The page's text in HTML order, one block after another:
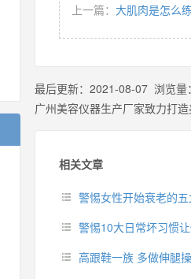
上一篇： 大肌肉是怎么
最后更新： 2021-08-07 浏览量：
广州美容仪器生产厂家致力打
相关文章
警惕女性开始衰老的
警惕10大日常坏习惯
高跟鞋一族 多做伸腿操
练?